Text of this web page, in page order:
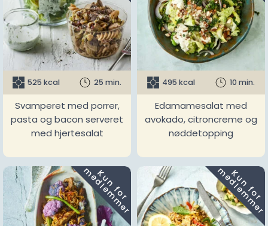
525 kcal 25 min.
Svamperet med porrer,
pasta og bacon serveret
med hjertesalat
495 kcal 10 min.
Edamamesalat med
avokado, citroncreme og
nøddetopping
K
u
n
f
o
r
m
e
d
l
e
m
m
e
r K
u
n
f
o
r
m
e
d
l
e
m
m
e
r